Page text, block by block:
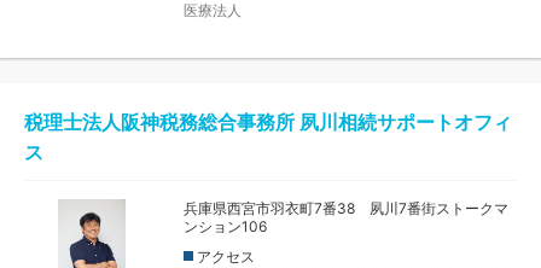
医療法人
税理士法人阪神税務総合事務所 夙川相続サポートオフィ
ス
兵庫県西宮市羽衣町7番38 夙川7番街ストークマ
ンション106
アクセス